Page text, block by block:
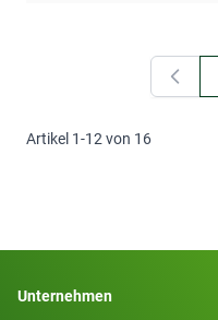
Artikel 1-12 von 16
Unternehmen